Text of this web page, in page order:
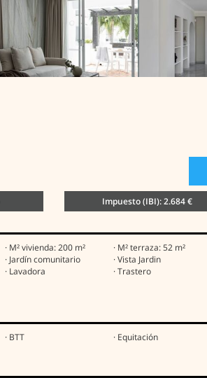
Impuesto (IBI): 2.684 €
· M² vivienda: 200 m² · M² terraza: 52 m²
· Jardín comunitario · Vista Jardin
· Lavadora · Trastero
· BTT · Equitación